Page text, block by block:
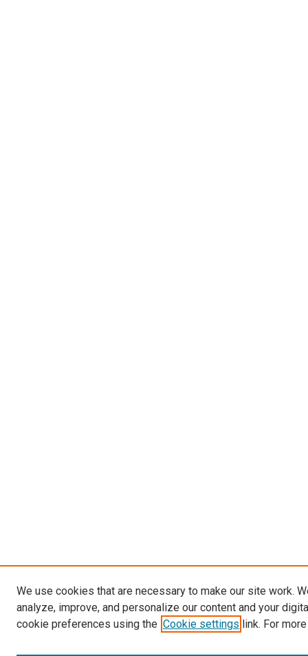
We use cookies that are necessary to make our site work.
analyze, improve, and personalize our content and your
cookie preferences using the Cookie settings link. For